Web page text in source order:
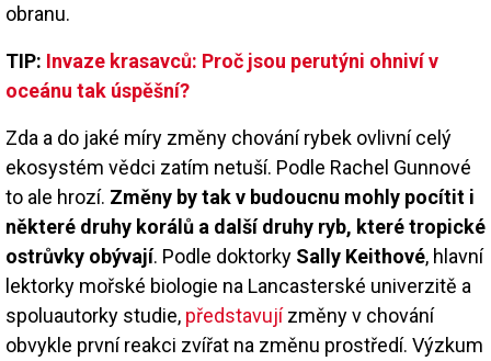
obranu.
TIP: Invaze krasavců: Proč jsou perutýni ohniví v
oceánu tak úspěšní?
Zda a do jaké míry změny chování rybek ovlivní celý
ekosystém vědci zatím netuší. Podle Rachel Gunnové
to ale hrozí. Změny by tak v budoucnu mohly pocítit i
některé druhy korálů a další druhy ryb, které tropické
ostrůvky obývají. Podle doktorky Sally Keithové, hlavní
lektorky mořské biologie na Lancasterské univerzitě a
spoluautorky studie, představujízměny v chování
obvykle první reakci zvířat na změnu prostředí. Výzkum